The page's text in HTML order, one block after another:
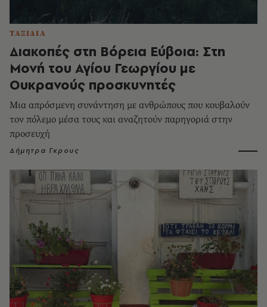
ΤΑΞΙΔΙΑ
Διακοπές στη Βόρεια Εύβοια: Στη
Μονή του Αγίου Γεωργίου με
Ουκρανούς προσκυνητές
Μια απρόσμενη συνάντηση με ανθρώπους που κουβαλούν
τον πόλεμο μέσα τους και αναζητούν παρηγοριά στην
προσευχή
Δήμητρα Γκρους